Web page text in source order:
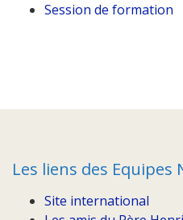
Session de formation
Les liens des Equipes
Site international